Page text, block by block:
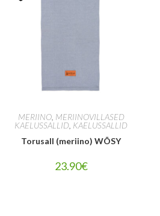
MERIINO, MERIINOVILLASED
KAELUSSALLID KAELUSSALLID
Torusall (meriino) WÕSY
23.90€